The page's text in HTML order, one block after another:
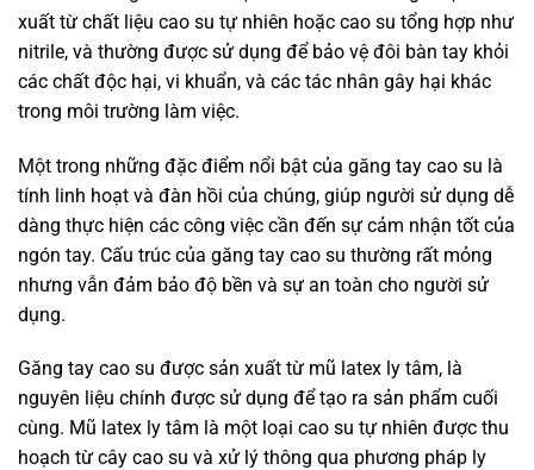
xuất từ chất liệu cao su tự nhiên hoặc cao su tổng hợp như
nitrile, và thường được sử dụng để bảo vệ đôi bàn tay khỏi
các chất độc hại, vi khuẩn, và các tác nhân gây hại khác
trong môi trường làm việc.
Một trong những đặc điểm nổi bật của găng tay cao su là
tính linh hoạt và đàn hồi của chúng, giúp người sử dụng dễ
dàng thực hiện các công việc cần đến sự cảm nhận tốt của
ngón tay. Cấu trúc của găng tay cao su thường rất mỏng
nhưng vẫn đảm bảo độ bền và sự an toàn cho người sử
dụng.
Găng tay cao su được sản xuất từ mũ latex ly tâm, là
nguyên liệu chính được sử dụng để tạo ra sản phẩm cuối
cùng. Mũ latex ly tâm là một loại cao su tự nhiên được thu
hoạch từ cây cao su và xử lý thông qua phương pháp ly